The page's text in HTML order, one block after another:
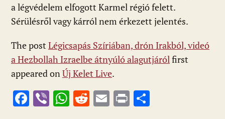
a légvédelem elfogott Karmel régió felett.
Sérülésről vagy kárról nem érkezett jelentés.
The post Légicsapás Szíriában, drón Irakból, videó
a Hezbollah Izraelbe átnyúló alagutjáról first
appeared on Új Kelet Live.
F Vi W R E Pr